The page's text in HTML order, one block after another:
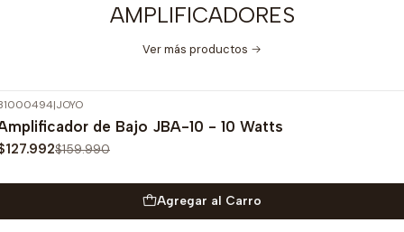
AMPLIFICADORES
Ver más productos
OFF
|JOYO
de Bajo JBA-10 - 10 Watts
$159.990
Agregar al Carro